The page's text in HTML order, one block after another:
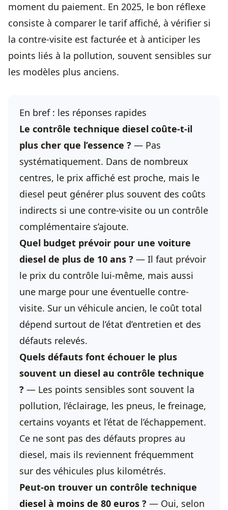
moment du paiement. En 2025, le bon réflexe
consiste à comparer le tarif affiché, à vérifier si
la contre-visite est facturée et à anticiper les
points liés à la pollution, souvent sensibles sur
les modèles plus anciens.
En bref : les réponses rapides
Le contrôle technique diesel coûte-t-il
plus cher que l’essence ? — Pas
systématiquement. Dans de nombreux
centres, le prix affiché est proche, mais le
diesel peut générer plus souvent des coûts
indirects si une contre-visite ou un contrôle
complémentaire s’ajoute.
Quel budget prévoir pour une voiture
diesel de plus de 10 ans ? — Il faut prévoir
le prix du contrôle lui-même, mais aussi
une marge pour une éventuelle contre-
visite. Sur un véhicule ancien, le coût total
dépend surtout de l’état d’entretien et des
défauts relevés.
Quels défauts font échouer le plus
souvent un diesel au contrôle technique
? — Les points sensibles sont souvent la
pollution, l’éclairage, les pneus, le freinage,
certains voyants et l’état de l’échappement.
Ce ne sont pas des défauts propres au
diesel, mais ils reviennent fréquemment
sur des véhicules plus kilométrés.
Peut-on trouver un contrôle technique
diesel à moins de 80 euros ? — Oui, selon